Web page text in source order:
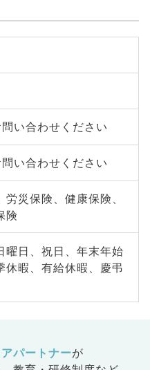
い合わせください
い合わせください
労災保険、健康保険、
険
曜日、祝日、年末年始
休暇、有給休暇、慶弔
パートナーが